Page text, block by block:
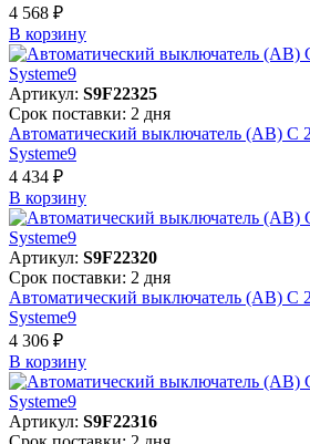
4 568 ₽
В корзинy
Артикул: S9F22325
Срок поставки: 2 дня
Автоматический выключатель (АВ) C
Systeme9
4 434 ₽
В корзинy
Артикул: S9F22320
Срок поставки: 2 дня
Автоматический выключатель (АВ) C
Systeme9
4 306 ₽
В корзинy
Артикул: S9F22316